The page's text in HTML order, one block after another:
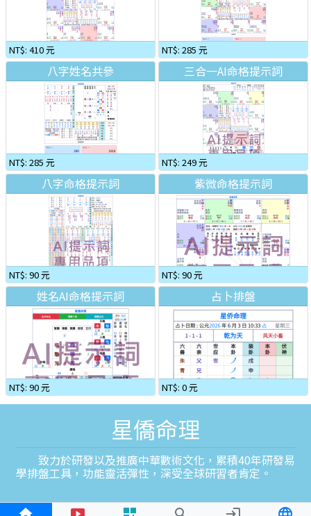
NT$: 410 元 NT$: 285 元
八字姓名共參
NT$: 285 元
三合一AI命格提示詞
NT$: 249 元
八字命格提示詞
NT$: 90 元
紫微命格提示詞
NT$: 90 元
姓名AI命格提示詞
NT$: 90 元
占卜排盤
NT$: 0 元
星僑命理
致力於研發以及推廣中華數術文化，累積40年研發易
學排盤工具，功能靈活彈性，深受全球研習者肯定。